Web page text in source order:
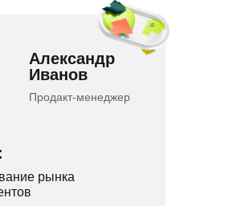
Александр
Иванов
Продакт-менеджер
рынка